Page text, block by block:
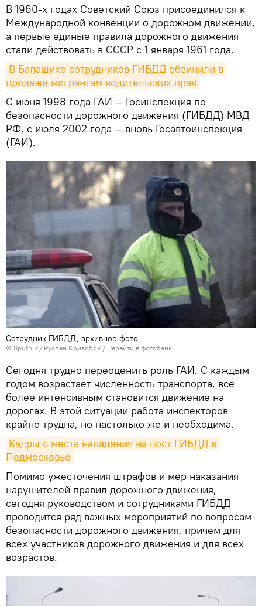
В 1960-x годах Советский Союз присоединился к
Международной конвенции о дорожном движении,
а первые единые правила дорожного движения
стали действовать в СССР с 1 января 1961 года.
В Балашихе сотрудников ГИБДД обвинили в
продаже мигрантам водительских прав
С июня 1998 года ГАИ — Госинспекция по
безопасности дорожного движения (ГИБДД) МВД
РФ, с июля 2002 года — вновь Госавтоинспекция
(ГАИ).
Сотрудник ГИБДД, архивное фото
© Sputnik / Руслан Кривобок / Перейти в фотобанк
Сегодня трудно переоценить роль ГАИ. С каждым
годом возрастает численность транспорта, все
более интенсивным становится движение на
дорогах. В этой ситуации работа инспекторов
крайне трудна, но настолько же и необходима.
Кадры с места нападения на пост ГИБДД в
Подмосковье
Помимо ужесточения штрафов и мер наказания
нарушителей правил дорожного движения,
сегодня руководством и сотрудниками ГИБДД
проводится ряд важных мероприятий по вопросам
безопасности дорожного движения, причем для
всех участников дорожного движения и для всех
возрастов.